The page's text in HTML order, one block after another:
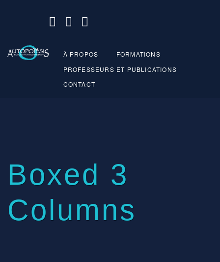
À PROPOS
FORMATIONS
PROFESSEURS ET PUBLICATIONS
CONTACT
Boxed 3
Columns